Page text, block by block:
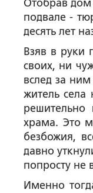
Отобрав дом
подвале -
десять лет
Взяв в руки
своих, ни
вслед за
житель села
решительно
храма. Это
безбожия,
давно
попросту не
Именно